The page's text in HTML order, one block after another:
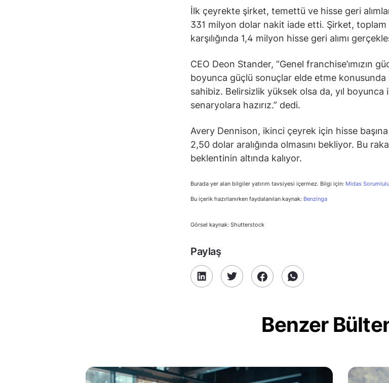
İlk çeyrekte şirket, temettü ve hisse geri
331 milyon dolar nakit iade etti. Şirket,
karşılığında 1,4 milyon hisse geri alımı
CEO Deon Stander, “Genel franchise’ımızın
boyunca güçlü sonuçlar elde etme konusunda
sahibiz. Belirsizlik yüksek olsa da, yıl boyunca
senaryolara hazırız.” dedi.
Avery Dennison, ikinci çeyrek için hisse
2,50 dolar aralığında olmasını bekliyor. Bu
beklentinin altında kalıyor.
Burada yer alan bilgiler yatırım tavsiyesi içermez. Bilgi için: Midas
Bu içerik hazırlanırken faydalanılan kaynak: Benzinga
Görsel kaynak: Shutterstock
Paylaş
Benzer